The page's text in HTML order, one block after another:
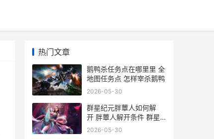
热门文章
鹅鸭杀任务点在哪里里 全
地图任务点 怎样宰杀鹅鸭
2026-05-30
群星纪元胖蕈人如何解
开 胖蕈人解开条件 群星
纪元胖蕈人怎么解锁
2026-05-30